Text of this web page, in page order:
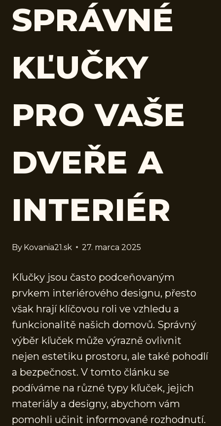
SPRÁVNÉ
KĽUČKY
PRO VAŠE
DVEŘE A
INTERIÉR
By Kovania21.sk 27. marca 2025
Kľučky jsou často podceňovaným
prvkem interiérového designu, přesto
však hrají klíčovou roli ve vzhledu a
funkcionalitě našich domovů. Správný
výběr kľuček může výrazně ovlivnit
nejen estetiku prostoru, ale také pohodlí
a bezpečnost. V tomto článku se
podíváme na různé typy kľuček, jejich
materiály a designy, abychom vám
pomohli učinit informované rozhodnutí.